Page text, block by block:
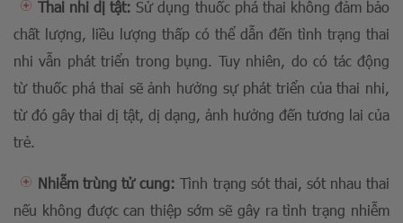
Thai nhi dị tật:Sử dụng thuốc phá thai không đảm bảo
chất lượng, liều lượng thấp có thể dẫn đến tình trạng thai
nhi vẫn phát triển trong bụng. Tuy nhiên, do có tác động
từ thuốc phá thai sẽ ảnh hưởng sự phát triển của thai nhi,
từ đó gây thai dị tật, dị dạng, ảnh hưởng đến tương lai của
trẻ.
Nhiễm trùng tử cung:Tình trạng sót thai, sót nhau thai
nếu không được can thiệp sớm sẽ gây ra tình trạng nhiễm